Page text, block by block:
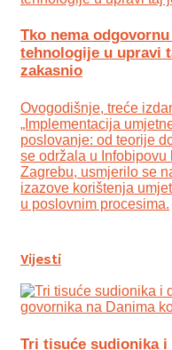
Tko nema odgovornu
tehnologije u upravi
zakasnio
Ovogodišnje, treće
„Implementacija
poslovanje: od teorije
se održala u Infobipovu
Zagrebu, usmjerilo se
izazove korištenja
u poslovnim procesima.
Vijesti
Tri tisuće sudionika